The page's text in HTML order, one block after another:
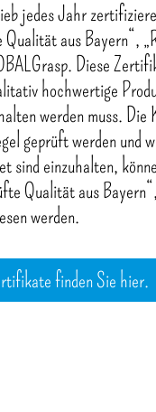
jedes Jahr
aus Bayern“,
Diese
hochwertige
werden muss.
geprüft werden und
sind einzuhalten,
Qualität aus
werden.
finden Sie hier.